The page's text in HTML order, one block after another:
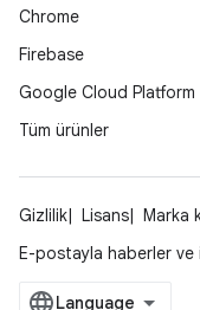
Chrome
Firebase
Google Cloud Platform
Tüm ürünler
Gizlilik Lisans Marka
E-postayla haberler ve